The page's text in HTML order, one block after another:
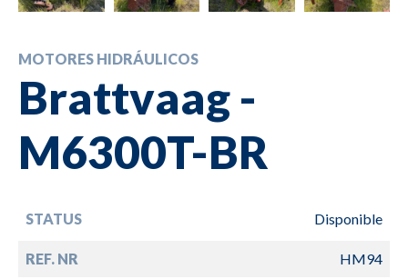
MOTORES HIDRÁULICOS
Brattvaag -
M6300T-BR
STATUS Disponible
REF. NR HM94